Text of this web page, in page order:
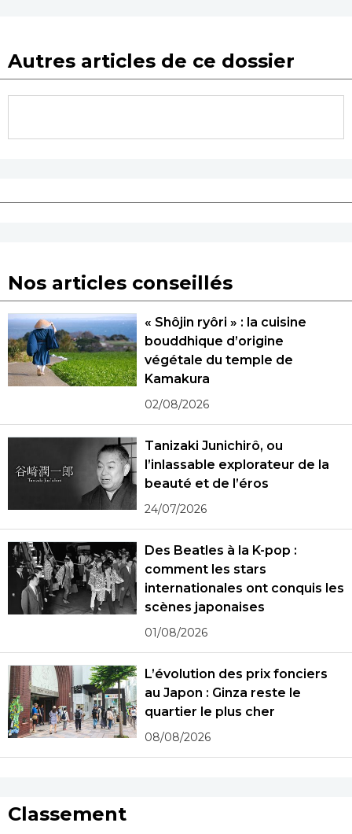
Autres articles de ce dossier
Nos articles conseillés
« Shôjin ryôri » : la cuisine
bouddhique d’origine
végétale du temple de
Kamakura
02/08/2026
Tanizaki Junichirô, ou
l’inlassable explorateur de la
beauté et de l’éros
24/07/2026
Des Beatles à la K-pop :
comment les stars
internationales ont conquis les
scènes japonaises
01/08/2026
L’évolution des prix fonciers
au Japon : Ginza reste le
quartier le plus cher
08/08/2026
Classement